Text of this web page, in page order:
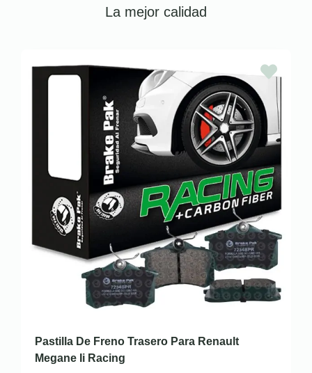
La mejor calidad
Pastilla De Freno Trasero Para Renault
Megane Ii Racing